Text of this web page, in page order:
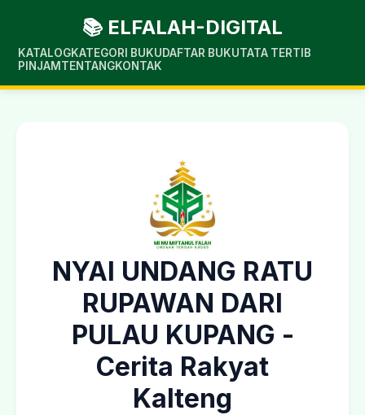
📚 ELFALAH-DIGITAL
KATALOGKATEGORI BUKUDAFTAR BUKUTATA TERTIB
PINJAM TENTANGKONTAK
NYAI UNDANG RATU
RUPAWAN DARI
PULAU KUPANG -
Cerita Rakyat
Kalteng